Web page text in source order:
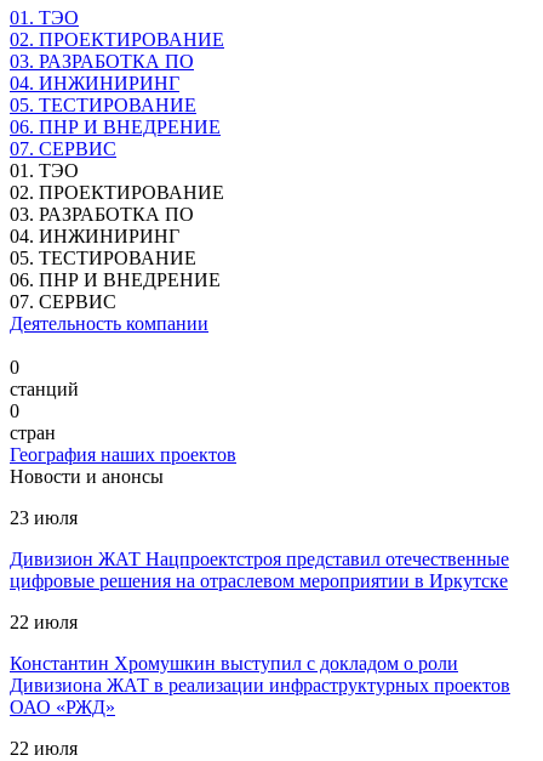
01. ТЭО
02. ПРОЕКТИРОВАНИЕ
03. РАЗРАБОТКА ПО
04. ИНЖИНИРИНГ
05. ТЕСТИРОВАНИЕ
06. ПНР И ВНЕДРЕНИЕ
07. СЕРВИС
01. ТЭО
02. ПРОЕКТИРОВАНИЕ
03. РАЗРАБОТКА ПО
04. ИНЖИНИРИНГ
05. ТЕСТИРОВАНИЕ
06. ПНР И ВНЕДРЕНИЕ
07. СЕРВИС
Деятельность компании
0
станций
0
стран
География наших проектов
Новости и анонсы
23 июля
Дивизион ЖАТ Нацпроектстроя представил отечественные
цифровые решения на отраслевом мероприятии в Иркутске
22 июля
Константин Хромушкин выступил с докладом о роли
Дивизиона ЖАТ в реализации инфраструктурных проектов
ОАО «РЖД»
22 июля